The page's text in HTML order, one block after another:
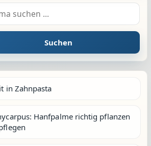
nach:
Suchen
in Zahnpasta
Hanfpalme richtig pflanzen